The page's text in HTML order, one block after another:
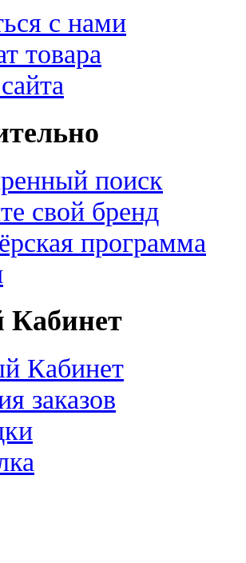
с нами
товара
поиск
свой бренд
программа
Кабинет
заказов